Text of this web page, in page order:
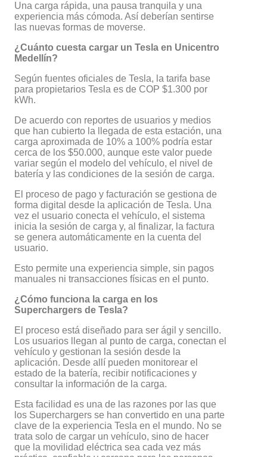
Una carga rápida, una pausa tranquila y una
experiencia más cómoda. Así deberían sentirse
las nuevas formas de moverse.
¿Cuánto cuesta cargar un Tesla en Unicentro
Medellín?
Según fuentes oficiales de Tesla, la tarifa base
para propietarios Tesla es de COP $1.300 por
kWh.
De acuerdo con reportes de usuarios y medios
que han cubierto la llegada de esta estación, una
carga aproximada de 10% a 100% podría estar
cerca de los $50.000, aunque este valor puede
variar según el modelo del vehículo, el nivel de
batería y las condiciones de la sesión de carga.
El proceso de pago y facturación se gestiona de
forma digital desde la aplicación de Tesla. Una
vez el usuario conecta el vehículo, el sistema
inicia la sesión de carga y, al finalizar, la factura
se genera automáticamente en la cuenta del
usuario.
Esto permite una experiencia simple, sin pagos
manuales ni transacciones físicas en el punto.
¿Cómo funciona la carga en los
Superchargers de Tesla?
El proceso está diseñado para ser ágil y sencillo.
Los usuarios llegan al punto de carga, conectan el
vehículo y gestionan la sesión desde la
aplicación. Desde allí pueden monitorear el
estado de la batería, recibir notificaciones y
consultar la información de la carga.
Esta facilidad es una de las razones por las que
los Superchargers se han convertido en una parte
clave de la experiencia Tesla en el mundo. No se
trata solo de cargar un vehículo, sino de hacer
que la movilidad eléctrica sea cada vez más